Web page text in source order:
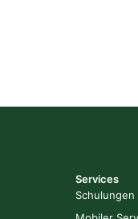
Services
Schulungen